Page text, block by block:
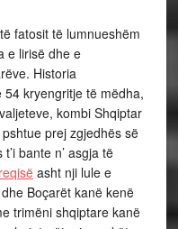
fatosit të lumnueshëm
e lirisë dhe e
Historia
kryengritje të mëdha,
kombi Shqiptar
prej zgjedhës së
bante n’ asgja të
asht nji lule e
Boçarët kanë kenë
trimëni shqiptare kanë